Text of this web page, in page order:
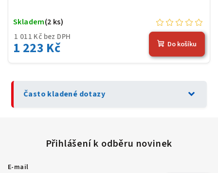
1 011 Kč bez DPH
1 223 Kč
Skladem(2 ks)
Do košíku
Často kladené dotazy expand_more
E-mail